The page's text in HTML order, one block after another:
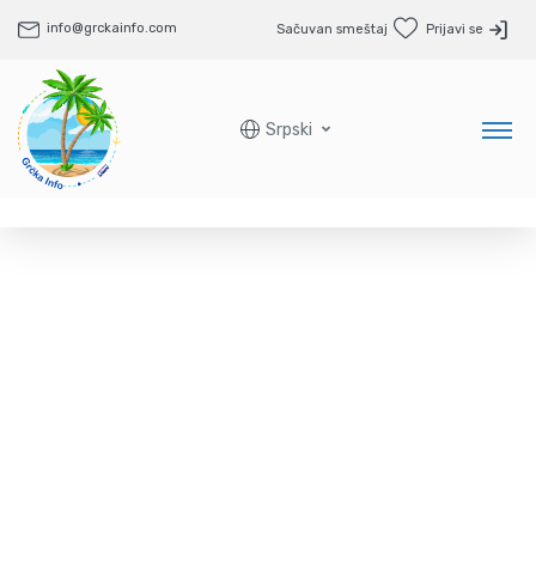
info@grckainfo.com Sačuvan smeštaj Prijavi se
Srpski